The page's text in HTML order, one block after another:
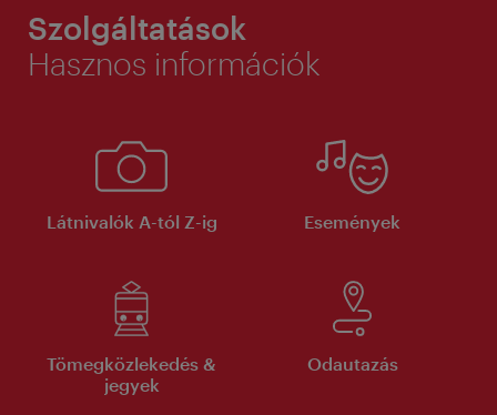
Szolgáltatások
Hasznos információk
Látnivalók A-tól Z-ig Események
Tömegközlekedés &
jegyek
Odautazás